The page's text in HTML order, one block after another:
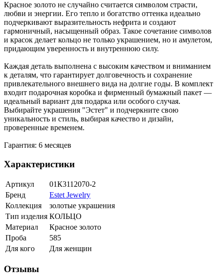
Красное золото не случайно считается символом страсти,
любви и энергии. Его тепло и богатство оттенка идеально
подчеркивают выразительность нефрита и создают
гармоничный, насыщенный образ. Такое сочетание символов
и красок делает кольцо не только украшением, но и амулетом,
придающим уверенность и внутреннюю силу.
Каждая деталь выполнена с высоким качеством и вниманием
к деталям, что гарантирует долговечность и сохранение
привлекательного внешнего вида на долгие годы. В комплект
входит подарочная коробка и фирменный бумажный пакет —
идеальный вариант для подарка или особого случая.
Выбирайте украшения "Эстет" и подчеркните свою
уникальность и стиль, выбирая качество и дизайн,
проверенные временем.
Гарантия: 6 месяцев
Характеристики
Артикул
01К3112070-2
Бренд
Estet Jewelry
Коллекция
золотые украшения
Тип изделия КОЛЬЦО
Материал
Красное золото
Проба
585
Для кого
Для женщин
Отзывы